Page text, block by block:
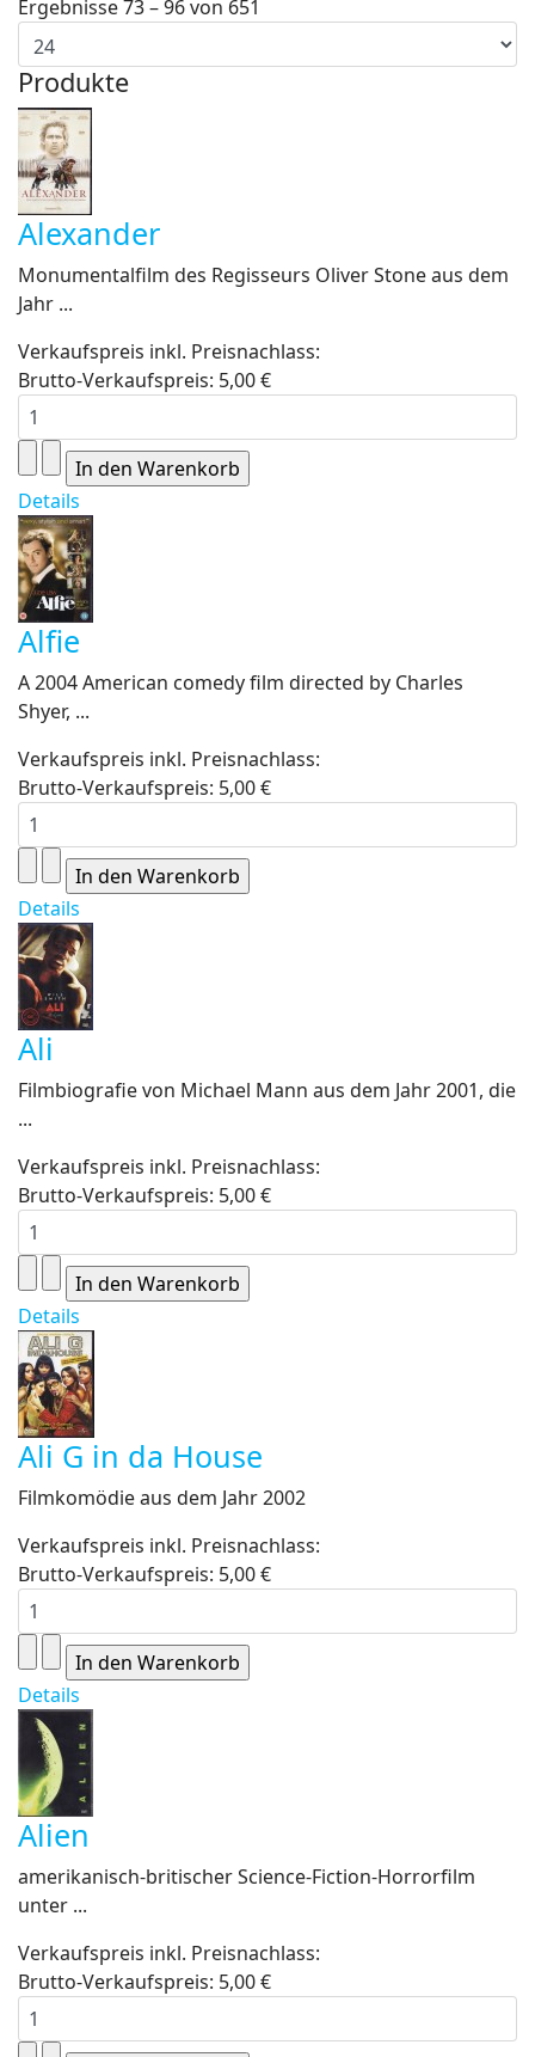
Ergebnisse 73 – 96 von 651
Produkte
Alexander
Monumentalfilm des Regisseurs Oliver Stone aus dem
Jahr ...
Verkaufspreis inkl. Preisnachlass:
Brutto-Verkaufspreis: 5,00 €
Details
Alfie
A 2004 American comedy film directed by Charles
Shyer, ...
Verkaufspreis inkl. Preisnachlass:
Brutto-Verkaufspreis: 5,00 €
Details
Ali
Filmbiografie von Michael Mann aus dem Jahr 2001, die
...
Verkaufspreis inkl. Preisnachlass:
Brutto-Verkaufspreis: 5,00 €
Details
Ali G in da House
Filmkomödie aus dem Jahr 2002
Verkaufspreis inkl. Preisnachlass:
Brutto-Verkaufspreis: 5,00 €
Details
Alien
amerikanisch-britischer Science-Fiction-Horrorfilm
unter ...
Verkaufspreis inkl. Preisnachlass:
Brutto-Verkaufspreis: 5,00 €